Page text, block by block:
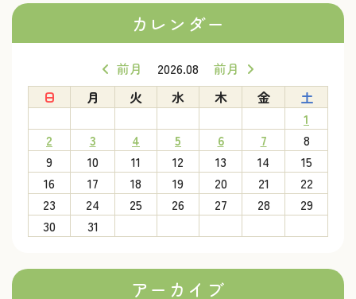
カレンダー
前月 2026.08
前月
日
月 火 水 木 金
土
1
2
3 4 5 6 7
8
9
10 11 12 13 14
15
16
17 18 19 20 21
22
23
24 25 26 27 28
29
30
31
アーカイブ